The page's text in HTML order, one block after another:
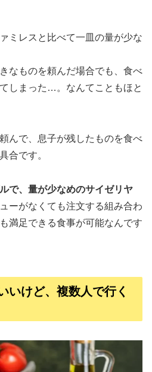
ミレスと比べて一皿の量が少な
なものを頼んだ場合でも、食べ
しまった…。なんてこともほと
んで、息子が残したものを食べ
合です。
で、量が少なめのサイゼリヤ
ーがなくても注文する組み合わ
満足できる食事が可能なんです
いけど、複数人で行く